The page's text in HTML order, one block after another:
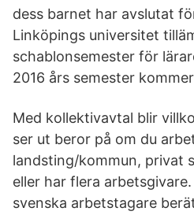
dess barnet har avslutat
Linköpings universitet
schablonsemester för
2016 års semester
Med kollektivavtal blir
ser ut beror på om du
landsting/kommun, privat
eller har flera
svenska arbetstagare